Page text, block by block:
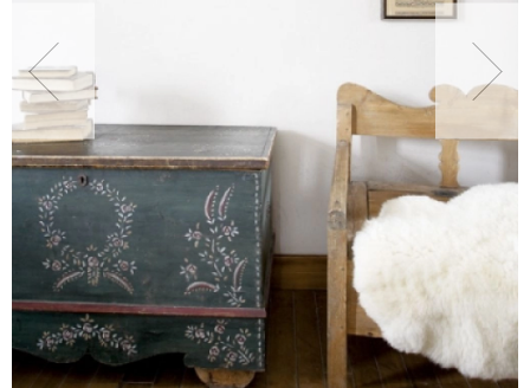
URODA
NATURALNA APTECZKA
DLA DOMU
EKO ŻYCIE